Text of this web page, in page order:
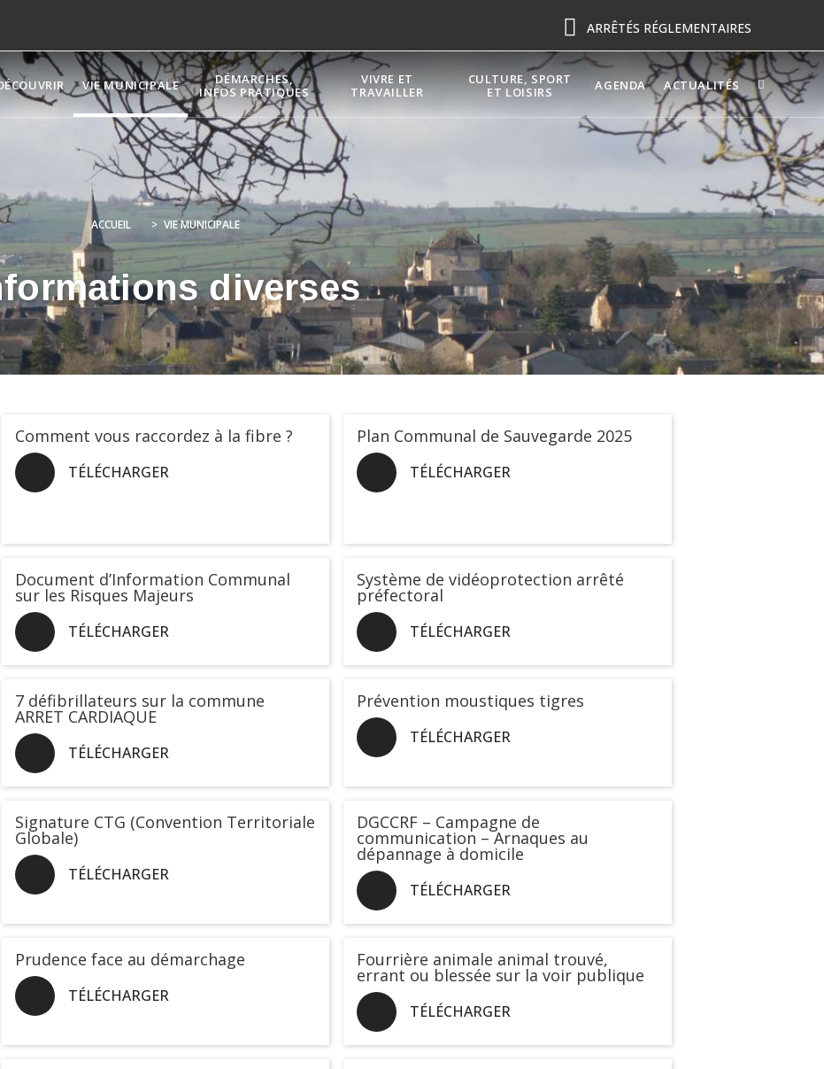
ARRÊTÉS RÉGLEMENTAIRES
VIE MUNICIPALE
DÉMARCHES,
INFOS PRATIQUES
VIVRE ET
TRAVAILLER
CULTURE, SPORT
ET LOISIRS
AGENDA ACTUALITÉS
ACCUEIL > VIE MUNICIPALE
diverses
Comment vous raccordez à la fibre ?
TÉLÉCHARGER
Plan Communal de Sauvegarde 2025
TÉLÉCHARGER
Document d’Information Communal
sur les Risques Majeurs
TÉLÉCHARGER
Système de vidéoprotection arrêté
préfectoral
TÉLÉCHARGER
7 défibrillateurs sur la commune
ARRET CARDIAQUE
TÉLÉCHARGER
Prévention moustiques tigres
TÉLÉCHARGER
Signature CTG (Convention Territoriale
Globale)
TÉLÉCHARGER
DGCCRF – Campagne de
communication – Arnaques au
dépannage à domicile
TÉLÉCHARGER
Prudence face au démarchage
TÉLÉCHARGER
Fourrière animale animal trouvé,
errant ou blessée sur la voir publique
TÉLÉCHARGER